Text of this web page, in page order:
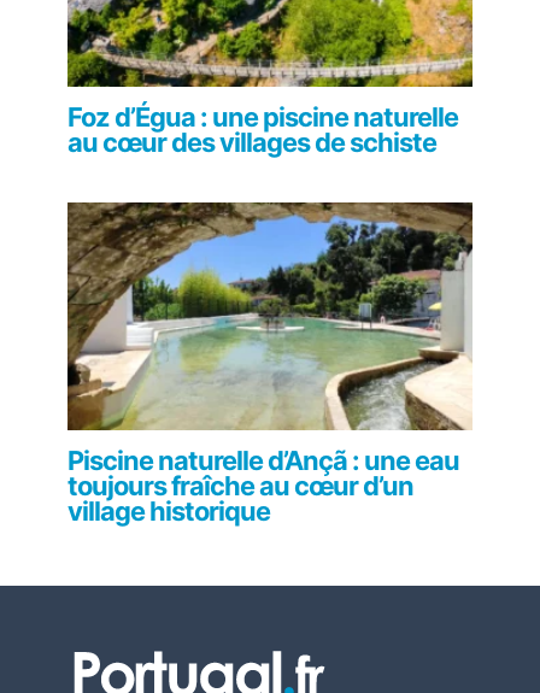
Foz d’Égua : une piscine naturelle
au cœur des villages de schiste
Piscine naturelle d’Ançã : une eau
toujours fraîche au cœur d’un
village historique